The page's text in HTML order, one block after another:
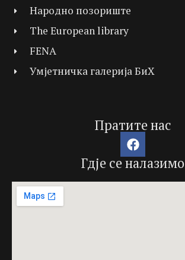
Народно позориште
The European library
FENA
Умјетничка галерија БиХ
Пратите нас
Гдје се налазимо